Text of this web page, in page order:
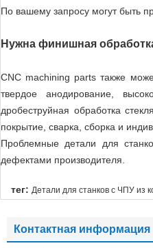
По вашему запросу могут быть
Нужна финишная
CNC machining parts также
твердое анодирование,
дробеструйная обработка
покрытие, сварка, сборка и
Проблемные детали для
дефектами производителя.
тег: Детали для станков с ЧПУ из
Контактная информация